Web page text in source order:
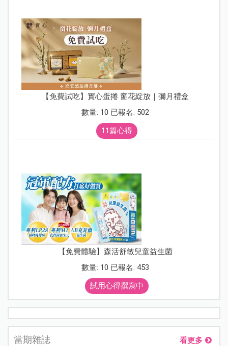
【免費試吃】實心蛋捲 窗花綻放｜彌月禮盒
數量: 10 已報名: 502
11篇心得
【免費體驗】森活舒敏兒童益生菌
數量: 10 已報名: 453
試用心得撰寫中
當期雜誌 看更多